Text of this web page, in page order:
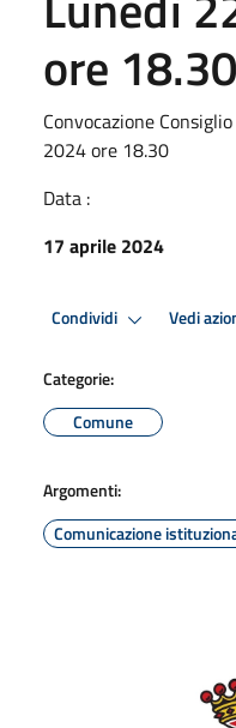
ore 18.30
Convocazione
2024 ore 18.30
Data :
17 aprile 2024
Condividi Vedi
Categorie:
Comune
Argomenti:
Comunicazione